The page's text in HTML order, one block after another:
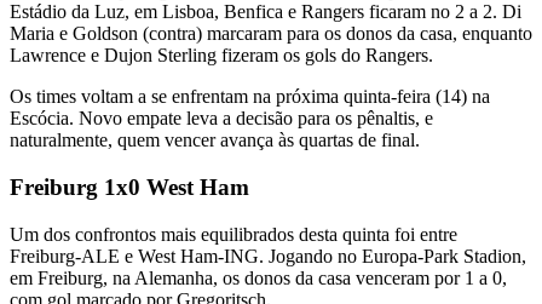
Estádio da Luz, em Lisboa, Benfica e Rangers ficaram no 2 a 2. Di
Maria e Goldson (contra) marcaram para os donos da casa, enquanto
Lawrence e Dujon Sterling fizeram os gols do Rangers.
Os times voltam a se enfrentam na próxima quinta-feira (14) na
Escócia. Novo empate leva a decisão para os pênaltis, e
naturalmente, quem vencer avança às quartas de final.
Freiburg 1x0 West Ham
Um dos confrontos mais equilibrados desta quinta foi entre
Freiburg-ALE e West Ham-ING. Jogando no Europa-Park Stadion,
em Freiburg, na Alemanha, os donos da casa venceram por 1 a 0,
com gol marcado por Gregoritsch.